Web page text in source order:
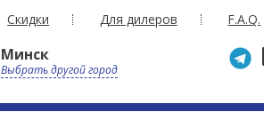
Скидки Для дилеров F.A.Q.
Минск
Выбрать другой город